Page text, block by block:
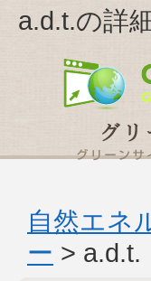
a.d.t.の詳
自然エネ
ー >